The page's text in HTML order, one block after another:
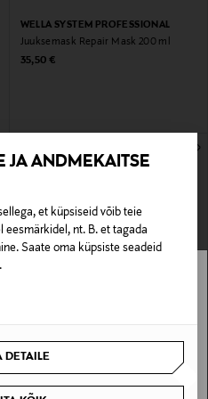
JA ANDMEKAITSE
et küpsiseid võib teie
eesmärkidel, nt. B. et tagada
Saate oma küpsiste seadeid
DETAILE
WELLA SYSTEM PROFESSIONAL
Juuksemask Repair Mask 200 ml
Original Price
35,50 €
saadaval.
ARU